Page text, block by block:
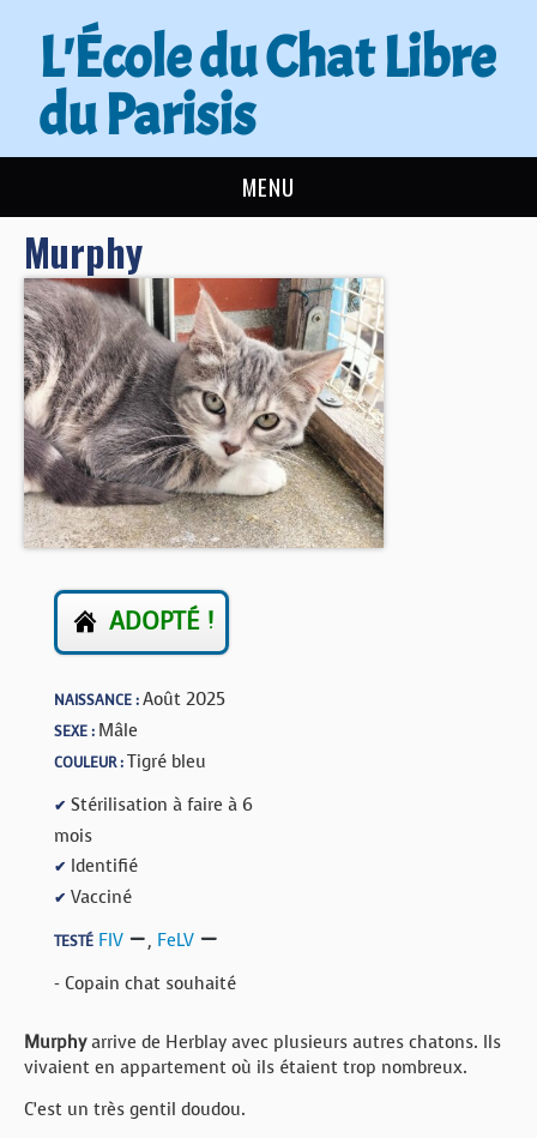
L'École du Chat Libre
du Parisis
MENU
L’ÉCOLE DU CHAT
ACTUALITÉS
ADOPTER
NOUS AIDER
CONTACT
BOUTIQUE
FORUM
Murphy
ADOPTÉ !
NAISSANCE :Août 2025
SEXE : Mâle
COULEUR :Tigré bleu
✔ Stérilisation à faire à 6
mois
✔ Identifié
✔ Vacciné
TESTÉ FIV , FeLV
- Copain chat souhaité
Murphyarrive de Herblay avec plusieurs autres chatons. Ils
vivaient en appartement où ils étaient trop nombreux.
C’est un très gentil doudou.